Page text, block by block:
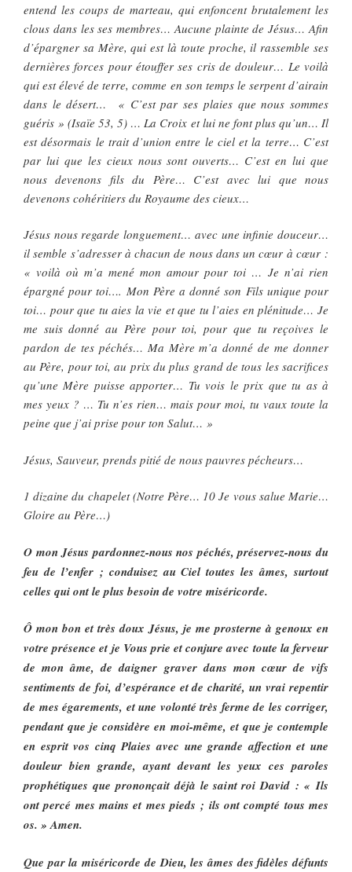
entend les coups de marteau, qui enfoncent brutalement les
clous dans les ses membres… Aucune plainte de Jésus… Afin
d’épargner sa Mère, qui est là toute proche, il rassemble ses
dernières forces pour étouffer ses cris de douleur… Le voilà
qui est élevé de terre, comme en son temps le serpent d’airain
dans le désert… « C’est par ses plaies que nous sommes
guéris » (Isaïe 53, 5) … La Croix et lui ne font plus qu’un… Il
est désormais le trait d’union entre le ciel et la terre… C’est
par lui que les cieux nous sont ouverts… C’est en lui que
nous devenons fils du Père… C’est avec lui que nous
devenons cohéritiers du Royaume des cieux…
Jésus nous regarde longuement… avec une infinie douceur…
il semble s’adresser à chacun de nous dans un cœur à cœur :
« voilà où m’a mené mon amour pour toi … Je n’ai rien
épargné pour toi…. Mon Père a donné son Fils unique pour
toi… pour que tu aies la vie et que tu l’aies en plénitude… Je
me suis donné au Père pour toi, pour que tu reçoives le
pardon de tes péchés… Ma Mère m’a donné de me donner
au Père, pour toi, au prix du plus grand de tous les sacrifices
qu’une Mère puisse apporter… Tu vois le prix que tu as à
mes yeux ? … Tu n’es rien… mais pour moi, tu vaux toute la
peine que j’ai prise pour ton Salut… »
Jésus, Sauveur, prends pitié de nous pauvres pécheurs…
1 dizaine du chapelet (Notre Père… 10 Je vous salue Marie…
Gloire au Père…)
O mon Jésus pardonnez-nous nos péchés, préservez-nous du
feu de l’enfer ; conduisez au Ciel toutes les âmes, surtout
celles qui ont le plus besoin de votre miséricorde.
Ô mon bon et très doux Jésus, je me prosterne à genoux en
votre présence et je Vous prie et conjure avec toute la ferveur
de mon âme, de daigner graver dans mon cœur de vifs
sentiments de foi, d’espérance et de charité, un vrai repentir
de mes égarements, et une volonté très ferme de les corriger,
pendant que je considère en moi-même, et que je contemple
en esprit vos cinq Plaies avec une grande affection et une
douleur bien grande, ayant devant les yeux ces paroles
prophétiques que prononçait déjà le saint roi David : « Ils
ont percé mes mains et mes pieds ; ils ont compté tous mes
os. » Amen.
Que par la miséricorde de Dieu, les âmes des fidèles défunts